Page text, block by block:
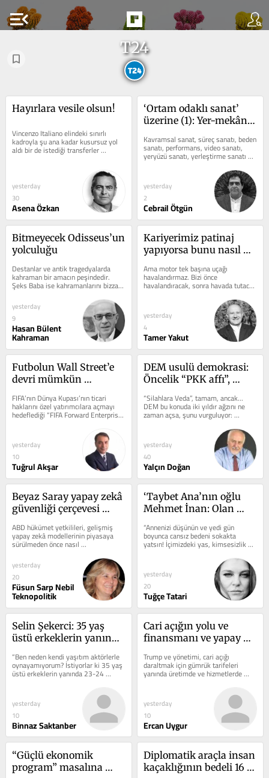
menu_open
T24
Hayırlara vesile olsun!
Vincenzo Italiano elindeki sınırlı
kadroyla şu ana kadar kusursuz yol
aldı bir de istediği transferler
gerçekleşirse sanırım Beşiktaş’ı...
yesterday
30
Asena Özkan
‘Ortam odaklı sanat’
üzerine (1): Yer-mekân-
Kavramsal sanat, süreç sanatı, beden
sanatı, performans, video sanatı,
yeryüzü sanatı, yerleştirme sanatı ve
ortama özgü sanat arasında...
yesterday
2
Cebrail Ötgün
Bitmeyecek Odisseus’un
yolculuğu
Destanlar ve antik tragedyalarda
kahraman bir amacın peşindedir.
Şeks Baba ise kahramanlarını bizzat
kendilerinin, iç dünyalarının peşine...
yesterday
9
Hasan Bülent
Kahraman
Kariyerimiz patinaj
yapıyorsa bunu nasıl
Ama motor tek başına uçağı
havalandırmaz. Bizi önce
havalandıracak, sonra havada tutacak
ve yükselmemizi sağlayacak
yesterday
4
Tamer Yakut
Futbolun Wall Street’e
devri mümkün
FIFA’nın Dünya Kupası’nın ticari
haklarını özel yatırımcılara açmayı
hedeflediği “FIFA Forward Enterprise”
projesi, futbol...
yesterday
10
Tuğrul Akşar
DEM usulü demokrasi:
Öncelik “PKK affı”,
“Silahlara Veda”, tamam, ancak...
DEM bu konuda iki yıldır ağzını ne
zaman açsa, şunu vurguluyor:
“Demokratikleşme.” Şimdi de öyle....
yesterday
40
Yalçın Doğan
Beyaz Saray yapay zekâ
güvenliği çerçevesi
büyük bir yapay zekâ
ses saldırısı ile karşılaştı
ABD hükümet yetkilileri, gelişmiş
yapay zekâ modellerinin piyasaya
sürülmeden önce nasıl
tartışırken,...
yesterday
20
Füsun Sarp Nebil
Teknopolitik
‘Taybet Ana’nın oğlu
Mehmet İnan: Olan
Türk’e giden cenaze de
kerpiç evlere gidiyor,
Kürt’e giden cenaze de;
barışı tüm toplum bir
arada tesis edeceğiz
“Annenizi düşünün ve yedi gün
boyunca cansız bedeni sokakta
yatsın! İçimizdeki yas, kimsesizlik
duygusu asla geçmiyor. Babamın
yesterday
20
Tuğçe Tatari
Selin Şekerci: 35 yaş
üstü erkeklerin yanında
görmek istiyorlar,
birçok işi bu yüzden
“Ben neden kendi yaşıtım aktörlerle
oynayamıyorum? İstiyorlar ki 35 yaş
üstü erkeklerin yanında 23-24
yaşında kızlar görsünler....
yesterday
10
Binnaz Saktanber
Cari açığın yolu ve
finansmanı ve yapay
Trump ve yönetimi, cari açığı
daraltmak için gümrük tarifeleri
yanında üretimde ve hizmetlerde
yapay zekâ (YZ) unsurlarının
yesterday
10
Ercan Uygur
“Güçlü ekonomik
program” masalına
Diplomatik araçla insan
kaçaklığının bedeli 16